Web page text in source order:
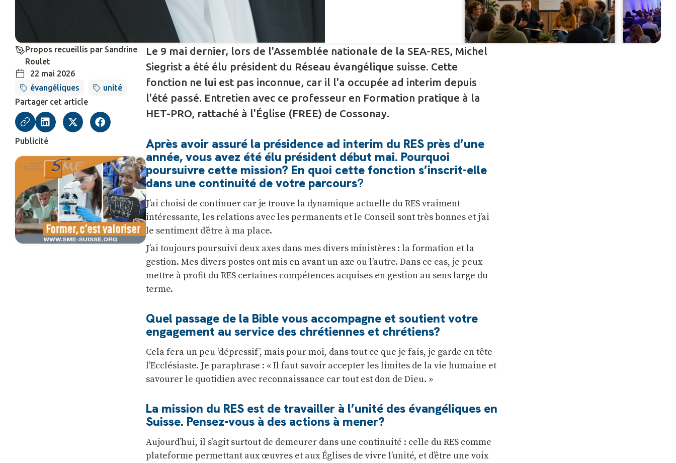
Propos recueillis par Sandrine
Roulet
22 mai 2026
évangéliques
unité
Partager cet article
Publicité
Le 9 mai dernier, lors de l'Assemblée nationale de la SEA-RES, Michel
Siegrist a été élu président du Réseau évangélique suisse. Cette
fonction ne lui est pas inconnue, car il l'a occupée ad interim depuis
l'été passé. Entretien avec ce professeur en Formation pratique à la
HET-PRO, rattaché à l'Église (FREE) de Cossonay.
Après avoir assuré la présidence ad interim du RES près d’une
année, vous avez été élu président début mai. Pourquoi
poursuivre cette mission? En quoi cette fonction s’inscrit-elle
dans une continuité de votre parcours?
J’ai choisi de continuer car je trouve la dynamique actuelle du RES vraiment
intéressante, les relations avec les permanents et le Conseil sont très bonnes et j’ai
le sentiment d’être à ma place.
J’ai toujours poursuivi deux axes dans mes divers ministères : la formation et la
gestion. Mes divers postes ont mis en avant un axe ou l’autre. Dans ce cas, je peux
mettre à profit du RES certaines compétences acquises en gestion au sens large du
terme.
Quel passage de la Bible vous accompagne et soutient votre
engagement au service des chrétiennes et chrétiens?
Cela fera un peu ‘dépressif’, mais pour moi, dans tout ce que je fais, je garde en tête
l’Ecclésiaste. Je paraphrase : « Il faut savoir accepter les limites de la vie humaine et
savourer le quotidien avec reconnaissance car tout est don de Dieu. »
La mission du RES est de travailler à l’unité des évangéliques en
Suisse. Pensez-vous à des actions à mener?
Aujourd’hui, il s’agit surtout de demeurer dans une continuité : celle du RES comme
plateforme permettant aux œuvres et aux Églises de vivre l’unité, et d’être une voix